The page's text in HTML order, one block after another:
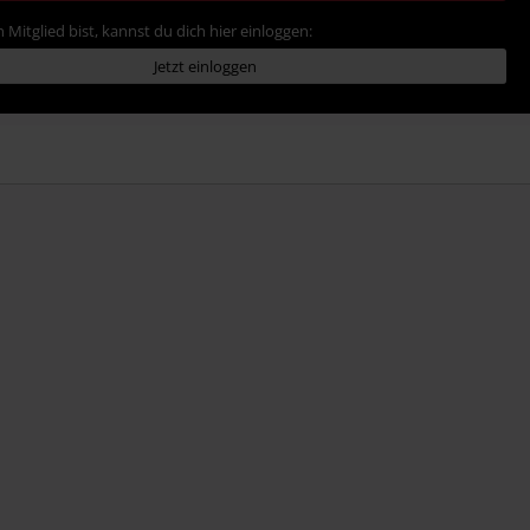
Mitglied bist, kannst du dich hier einloggen:
Jetzt einloggen